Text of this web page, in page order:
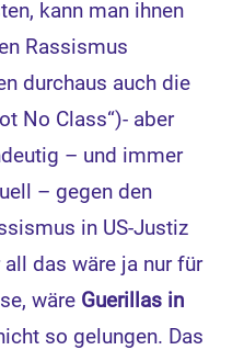
kann man ihnen
Rassismus
durchaus auch die
No Class“)- aber
– und immer
– gegen den
in US-Justiz
das wäre ja nur für
wäre Guerillas in
so gelungen. Das